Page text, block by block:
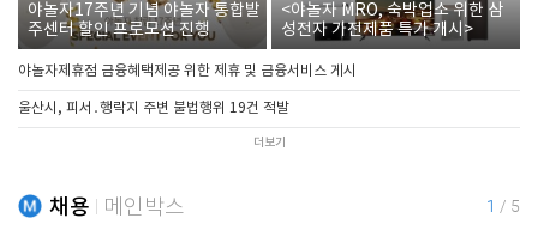
야놀자17주년 기념 야놀자 통합발
주센터 할인 프로모션 진행
<야놀자 MRO, 숙박업소 위한 삼
성전자 가전제품 특가 개시>
야놀자제휴점 금융혜택제공 위한 제휴 및 금융서비스 게시
울산시, 피서․행락지 주변 불법행위 19건 적발
더보기
채용 메인박스 1 / 5